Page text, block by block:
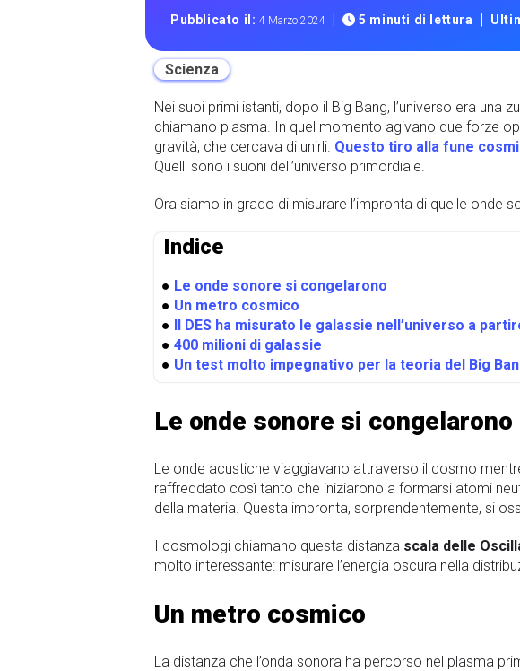
Pubblicato il:4 Marzo 2024 | 5 minuti di lettura |
Scienza
Nei suoi primi istanti, dopo il Big Bang, l’universo era una
chiamano plasma. In quel momento agivano due forze
gravità, che cercava di unirli. Questo tiro alla fune
Quelli sono i suoni dell’universo primordiale.
Ora siamo in grado di misurare l’impronta di quelle onde
Indice
● Le onde sonore si congelarono
● Un metro cosmico
●
Il DES ha misurato le galassie nell’universo a
● 400 milioni di galassie
● Un test molto impegnativo per la teoria del Big
Le onde sonore si congelarono
Le onde acustiche viaggiavano attraverso il cosmo
raffreddato così tanto che iniziarono a formarsi atomi
della materia. Questa impronta, sorprendentemente, si
I cosmologi chiamano questa distanza scala delle
molto interessante: misurare l’energia oscura nella
Un metro cosmico
La distanza che l’onda sonora ha percorso nel plasma